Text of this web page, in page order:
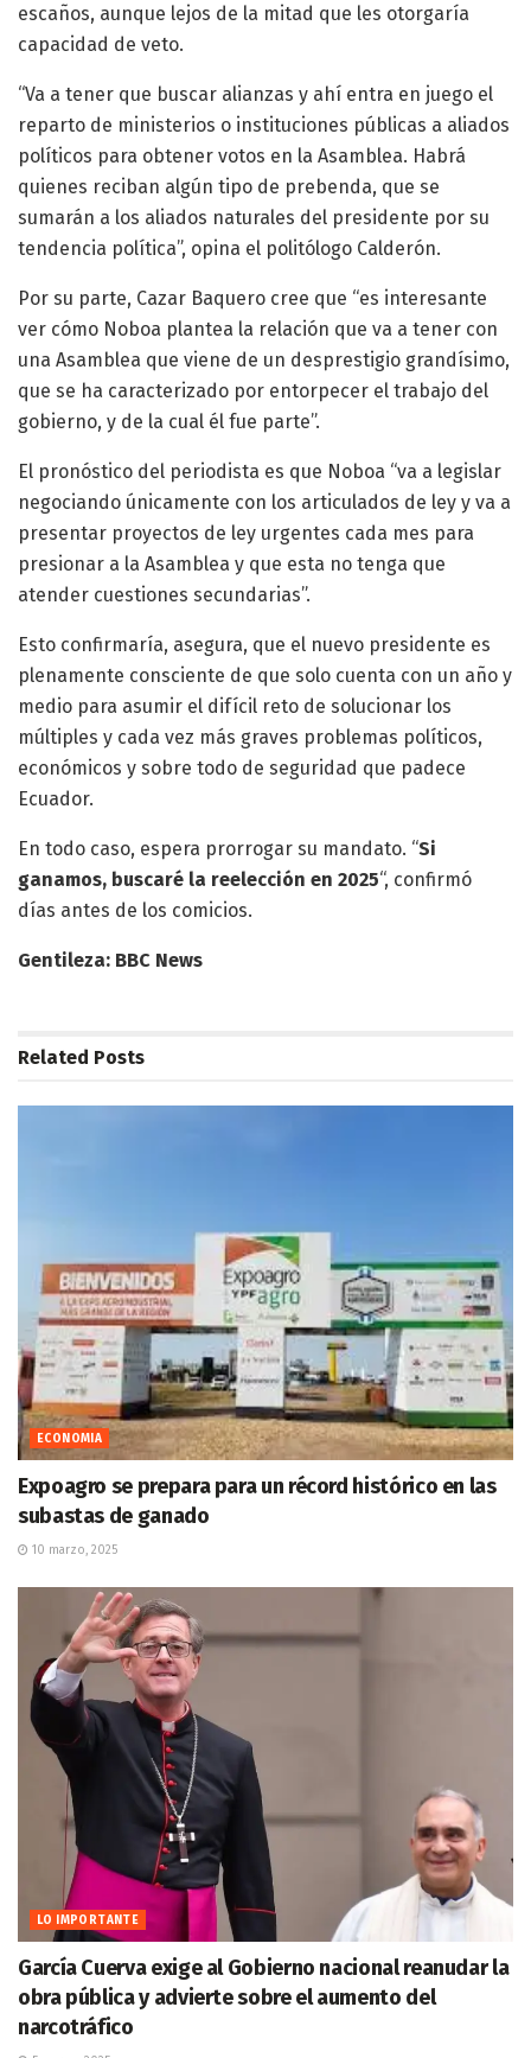
escaños, aunque lejos de la mitad que les otorgaría
capacidad de veto.
“Va a tener que buscar alianzas y ahí entra en juego el
reparto de ministerios o instituciones públicas a aliados
políticos para obtener votos en la Asamblea. Habrá
quienes reciban algún tipo de prebenda, que se
sumarán a los aliados naturales del presidente por su
tendencia política”, opina el politólogo Calderón.
Por su parte, Cazar Baquero cree que “es interesante
ver cómo Noboa plantea la relación que va a tener con
una Asamblea que viene de un desprestigio grandísimo,
que se ha caracterizado por entorpecer el trabajo del
gobierno, y de la cual él fue parte”.
El pronóstico del periodista es que Noboa “va a legislar
negociando únicamente con los articulados de ley y va a
presentar proyectos de ley urgentes cada mes para
presionar a la Asamblea y que esta no tenga que
atender cuestiones secundarias”.
Esto confirmaría, asegura, que el nuevo presidente es
plenamente consciente de que solo cuenta con un año y
medio para asumir el difícil reto de solucionar los
múltiples y cada vez más graves problemas políticos,
económicos y sobre todo de seguridad que padece
Ecuador.
En todo caso, espera prorrogar su mandato. “Si
ganamos, buscaré la reelección en 2025“, confirmó
días antes de los comicios.
Gentileza: BBC News
Related Posts
ECONOMIA
Expoagro se prepara para un récord histórico en las
subastas de ganado
10 marzo, 2025
LO IMPORTANTE
García Cuerva exige al Gobierno nacional reanudar la
obra pública y advierte sobre el aumento del
narcotráfico